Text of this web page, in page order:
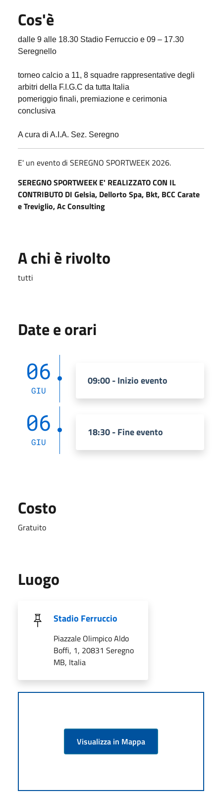
Cos'è
dalle 9 alle 18.30 Stadio Ferruccio e 09 – 17.30
Seregnello
torneo calcio a 11, 8 squadre rappresentative degli
arbitri della F.I.G.C da tutta Italia
pomeriggio finali, premiazione e cerimonia
conclusiva
A cura di A.I.A. Sez. Seregno
E' un evento di SEREGNO SPORTWEEK 2026.
SEREGNO SPORTWEEK E' REALIZZATO CON IL
CONTRIBUTO DI Gelsia, Dellorto Spa, Bkt, BCC Carate
e Treviglio, Ac Consulting
A chi è rivolto
tutti
Date e orari
06
GIU
09:00 - Inizio evento
06
GIU
18:30 - Fine evento
Costo
Gratuito
Luogo
Stadio Ferruccio
Piazzale Olimpico Aldo
Boffi, 1, 20831 Seregno
MB, Italia
Visualizza in Mappa